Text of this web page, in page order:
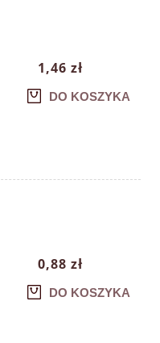
1,46 zł
DO KOSZYKA
0,88 zł
DO KOSZYKA